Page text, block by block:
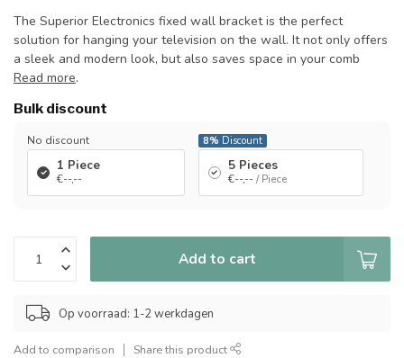
The Superior Electronics fixed wall bracket is the perfect
solution for hanging your television on the wall. It not only offers
a sleek and modern look, but also saves space in your comb
Read more.
Bulk discount
No discount
1 Piece
€--,--
8% Discount
5 Pieces
€--,-- / Piece
Add to cart
Op voorraad: 1-2 werkdagen
Add to comparison Share this product